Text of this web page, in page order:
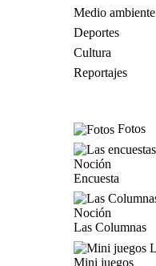
Medio ambiente
Deportes
Cultura
Reportajes
Fotos
Encuesta
Las Columnas
Mini juegos